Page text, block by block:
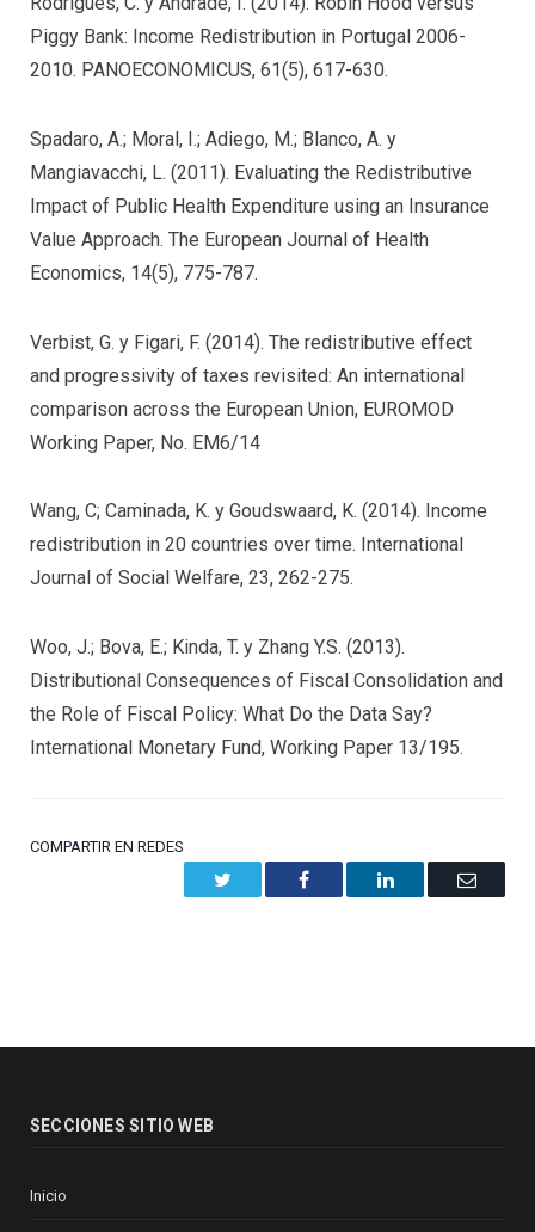
Piggy Bank: Income Redistribution in Portugal 2006-
2010. PANOECONOMICUS, 61(5), 617-630.
Spadaro, A.; Moral, I.; Adiego, M.; Blanco, A. y
Mangiavacchi, L. (2011). Evaluating the Redistributive
Impact of Public Health Expenditure using an Insurance
Value Approach. The European Journal of Health
Economics, 14(5), 775-787.
Verbist, G. y Figari, F. (2014). The redistributive effect
and progressivity of taxes revisited: An international
comparison across the European Union, EUROMOD
Working Paper, No. EM6/14
Wang, C; Caminada, K. y Goudswaard, K. (2014). Income
redistribution in 20 countries over time. International
Journal of Social Welfare, 23, 262-275.
Woo, J.; Bova, E.; Kinda, T. y Zhang Y.S. (2013).
Distributional Consequences of Fiscal Consolidation and
the Role of Fiscal Policy: What Do the Data Say?
International Monetary Fund, Working Paper 13/195.
COMPARTIR EN REDES
Facebook LinkedIn Email
SECCIONES SITIO WEB
Inicio